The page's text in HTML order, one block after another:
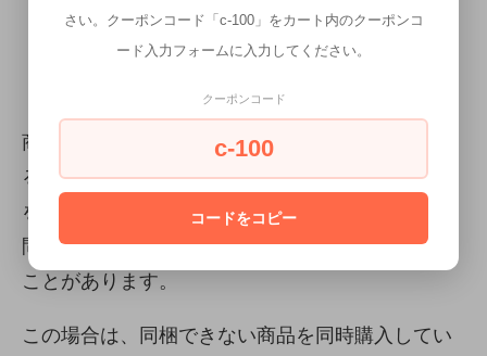
ください。
商品をカートにいれ、購入手続きを進めようとす
ると、「利用できるお届け方法がないため、商品
を購入できません。お手数ですがショップまでお
問い合わせください。」と言うメッセージが出る
ことがあります。
この場合は、同梱できない商品を同時購入してい
さい。クーポンコード「c-100」をカート内のクーポンコ
ード入力フォームに入力してください。
クーポンコード
c-100
コードをコピー